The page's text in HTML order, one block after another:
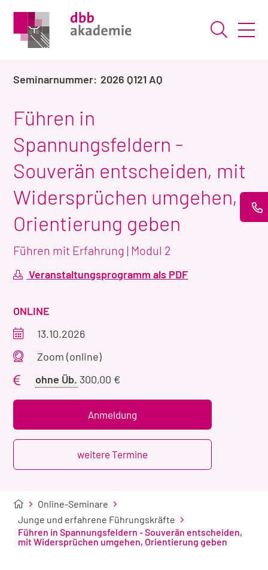
Suche
2026 Q121 AQ
Führen in
Spannungsfeldern -
Souverän entscheiden, mit
Widersprüchen umgehen,
Orientierung geben
Führen mit Erfahrung | Modul 2
Veranstaltungsprogramm als PDF
VERANSTALTUNGSART
ONLINE
Veranstaltungszeitraum
13.10.2026
Veranstaltungsort
Zoom (online)
ohne Üb. Preis
Übernachtung
300,00 €
Anmeldung
weitere Termine
Online-Seminare
Junge und erfahrene Führungskräfte
Führen in Spannungsfeldern - Souverän entscheiden,
mit Widersprüchen umgehen, Orientierung geben